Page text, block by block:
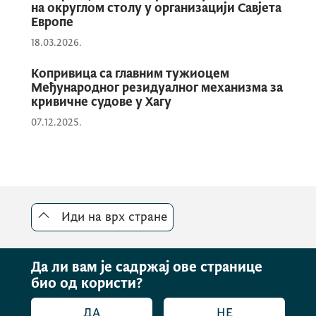
друштвених појава.
Управо су наведене чињенице биле разлог
2023. године, на основу које смо
прописали да је забрањено:
1) учествовање у иностраним играма на
приређују у иностранству.
кварталу 2024. године када је 1 998
картица употребљено, обављено 30 367
трансакција у вриједности од 1 296 541,45
на округлом столу у организацији Савјета
Европе
18.03.2026.
Копривица са главним тужиоцем
Међународног резидуалног механизма за
кривичне судове у Хагу
07.12.2025.
Иди на врх стране
Да ли вам је садржај ове странице
био од користи?
ДА НЕ